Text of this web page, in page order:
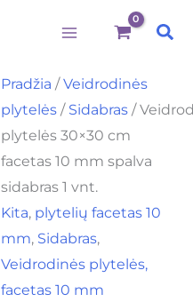
Pradžia /Veidrodinės
plytelės / Sidabras /
plytelės 30×30 cm
facetas 10 mm spalva
sidabras 1 vnt.
Kita, plytelių facetas 10
mm, Sidabras,
Veidrodinės plytelės,
facetas 10 mm
Veidrodinės
30x30
facetas
10
spalva
sidabras
1
vnt.